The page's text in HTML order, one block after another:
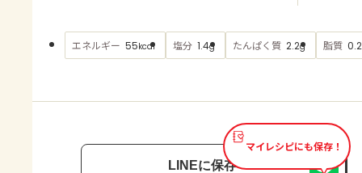
AJINOMOTO PARK とは
エネルギー 55kcal 塩分 1.4g たんぱく質 2.2g 脂質 0.2
マイレシピにも保存！
LINEに保存